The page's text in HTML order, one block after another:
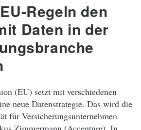
Regeln den
Daten in der
(EU) setzt mit verschiedenen
neue Datenstrategie. Das wird die
für Versicherungsunternehmen